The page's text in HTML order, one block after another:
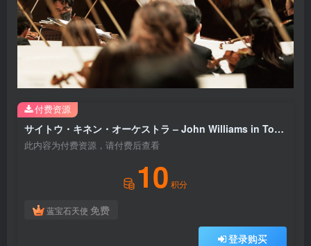
サイトウ・キネン・オーケストラ – John Williams in Tokyo (2023年 サントリーホールにてライヴ録音)【96kHz／24bit】日本区
此内容为付费资源，请付费后查看
10 积分
蓝宝石天使 免费
登录购买
付费资源